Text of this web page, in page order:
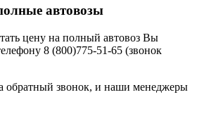
автовозы
цену на полный автовоз Вы
8 (800)775-51-65 (звонок
обратный звонок, и наши менеджеры